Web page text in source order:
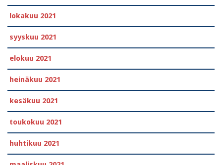
lokakuu 2021
syyskuu 2021
elokuu 2021
heinäkuu 2021
kesäkuu 2021
toukokuu 2021
huhtikuu 2021